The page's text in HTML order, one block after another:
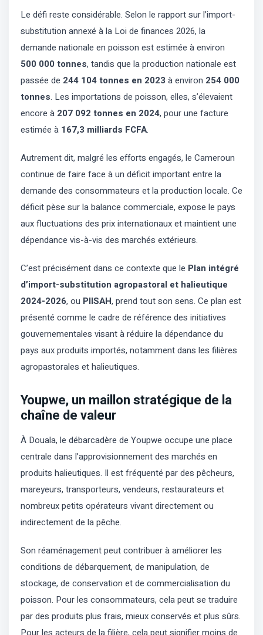
Le défi reste considérable. Selon le rapport sur l’import-
substitution annexé à la Loi de finances 2026, la
demande nationale en poisson est estimée à environ
500 000 tonnes, tandis que la production nationale est
passée de 244 104 tonnes en 2023 à environ 254 000
tonnes. Les importations de poisson, elles, s’élevaient
encore à 207 092 tonnes en 2024, pour une facture
estimée à 167,3 milliards FCFA.
Autrement dit, malgré les efforts engagés, le Cameroun
continue de faire face à un déficit important entre la
demande des consommateurs et la production locale. Ce
déficit pèse sur la balance commerciale, expose le pays
aux fluctuations des prix internationaux et maintient une
dépendance vis-à-vis des marchés extérieurs.
C’est précisément dans ce contexte que le Plan intégré
d’import-substitution agropastoral et halieutique
2024-2026, ou PIISAH, prend tout son sens. Ce plan est
présenté comme le cadre de référence des initiatives
gouvernementales visant à réduire la dépendance du
pays aux produits importés, notamment dans les filières
agropastorales et halieutiques.
Youpwe, un maillon stratégique de la
chaîne de valeur
À Douala, le débarcadère de Youpwe occupe une place
centrale dans l’approvisionnement des marchés en
produits halieutiques. Il est fréquenté par des pêcheurs,
mareyeurs, transporteurs, vendeurs, restaurateurs et
nombreux petits opérateurs vivant directement ou
indirectement de la pêche.
Son réaménagement peut contribuer à améliorer les
conditions de débarquement, de manipulation, de
stockage, de conservation et de commercialisation du
poisson. Pour les consommateurs, cela peut se traduire
par des produits plus frais, mieux conservés et plus sûrs.
Pour les acteurs de la filière, cela peut signifier moins de